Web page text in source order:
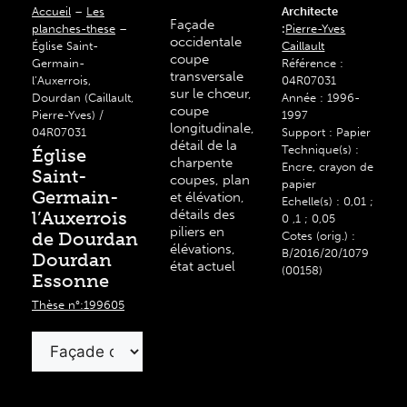
Accueil – Les
planches-these –
Église Saint-
Germain-
l’Auxerrois,
Dourdan (Caillault,
Pierre-Yves) /
04R07031
Église
Saint-
Germain-
l’Auxerrois
de Dourdan
Dourdan
Essonne
Thèse n°:199605
Façade
occidentale
coupe
transversale
sur le chœur,
coupe
longitudinale,
détail de la
charpente
coupes, plan
et élévation,
détails des
piliers en
élévations,
état actuel
Architecte
:Pierre-Yves
Caillault
Référence :
04R07031
Année : 1996-
1997
Support : Papier
Technique(s) :
Encre, crayon de
papier
Echelle(s) : 0,01 ;
0 ,1 ; 0,05
Cotes (orig.) :
B/2016/20/1079
(00158)